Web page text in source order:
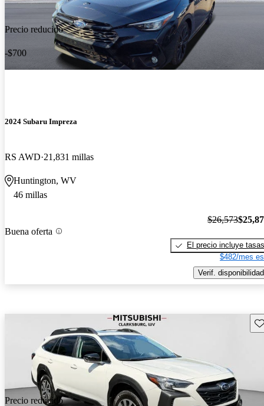
Precio reducido
-$700
2024 Subaru Impreza
RS AWD 21,831 millas
Huntington, WV
46 millas
Buena oferta
$26,573
El precio incluye tasas
$482/mes
Verif. disponibilidad
Precio reducido